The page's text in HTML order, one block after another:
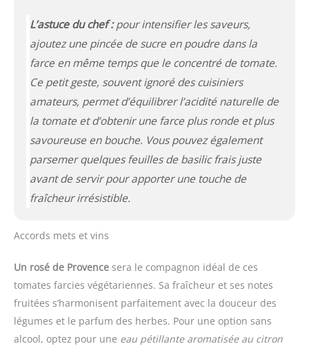
L’astuce du chef :pour intensifier les saveurs,
ajoutez une pincée de sucre en poudredans la
farce en même temps que le concentré de tomate.
Ce petit geste, souvent ignoré des cuisiniers
amateurs, permet d’équilibrer l’acidité naturelle de
la tomate et d’obtenir une farce plus ronde et plus
savoureuse en bouche. Vous pouvez également
parsemer quelques feuilles de basilic frais juste
avant de servir pour apporter une touche de
fraîcheur irrésistible.
Accords mets et vins
Un rosé de Provence sera le compagnon idéal de ces
tomates farcies végétariennes. Sa fraîcheur et ses notes
fruitées s’harmonisent parfaitement avec la douceur des
légumes et le parfum des herbes. Pour une option sans
alcool, optez pour une eau pétillante aromatisée au citron